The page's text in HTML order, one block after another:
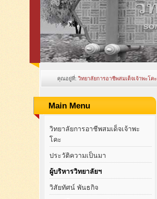
คุณอยู่ที่:วิทยาลัยการอาชีพสมเด็จเจ้าพะโคะ
Main Menu
วิทยาลัยการอาชีพสมเด็จเจ้าพะ
โคะ
ประวัติความเป็นมา
ผู้บริหารวิทยาลัยฯ
วิสัยทัศน์ พันธกิจ